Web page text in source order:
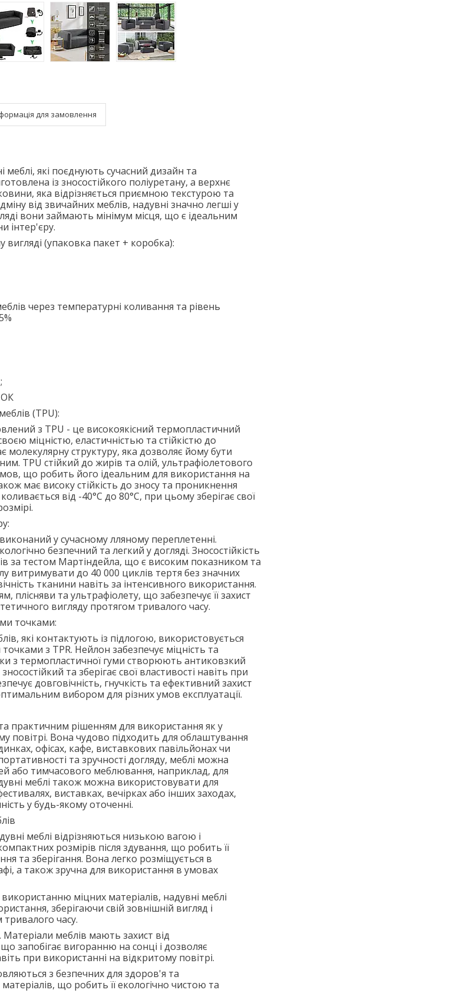
для замовлення
меблі, які поєднують сучасний дизайн та
із зносостійкого поліуретану, а верхнє
яка відрізняється приємною текстурою та
від звичайних меблів, надувні значно легші у
вони займають мінімум місця, що є ідеальним
інтер'єру.
(упаковка пакет + коробка):
через температурні коливання та рівень
(TPU):
з TPU - це високоякісний термопластичний
міцністю, еластичністью та стійкістю до
молекулярну структуру, яка дозволяє йому бути
TPU стійкий до жирів та олій, ультрафіолетового
що робить його ідеальним для використання на
має високу стійкість до зносу та проникнення
від -40°C до 80°C, при цьому зберігає свої
у сучасному лляному переплетенні.
безпечний та легкий у догляді. Зносостійкість
за тестом Мартіндейла, що є високим показником та
витримувати до 40 000 циклів тертя без значних
тканини навіть за інтенсивного використання.
плісняви та ультрафіолету, що забезпечує її захист
вигляду протягом тривалого часу.
точками:
які контактують із підлогою, використовується
з TPR. Нейлон забезпечує міцність та
з термопластичної гуми створюють антиковзкий
та зберігає свої властивості навіть при
довговічність, гнучкість та ефективний захист
вибором для різних умов експлуатації.
практичним рішенням для використання як у
повітрі. Вона чудово підходить для облаштування
офісах, кафе, виставкових павільйонах чи
та зручності догляду, меблі можна
або тимчасового меблювання, наприклад, для
меблі також можна використовувати для
виставках, вечірках або інших заходах,
у будь-якому оточенні.
меблі відрізняються низькою вагою і
розмірів після здування, що робить її
та зберігання. Вона легко розміщується в
а також зручна для використання в умовах
міцних матеріалів, надувні меблі
зберігаючи свій зовнішній вигляд і
часу.
Матеріали меблів мають захист від
запобігає вигоранню на сонці і дозволяє
при використанні на відкритому повітрі.
з безпечних для здоров'я та
що робить її екологічно чистою та